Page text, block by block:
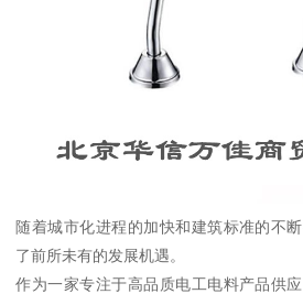
随着城市化进程的加快和建筑标准的不
了前所未有的发展机遇。
作为一家专注于高品质电工电料产品供